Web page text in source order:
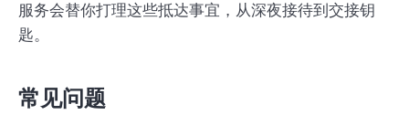
服务会替你打理这些抵达事宜，从深夜接待到交接钥
匙。
常见问题